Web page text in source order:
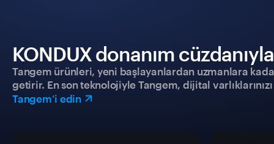
KONDUX donanım
Tangem ürünleri, yeni başlayanlardan uzmanlara
getirir. En son teknolojiyle Tangem, dijital
Tangem’i edin